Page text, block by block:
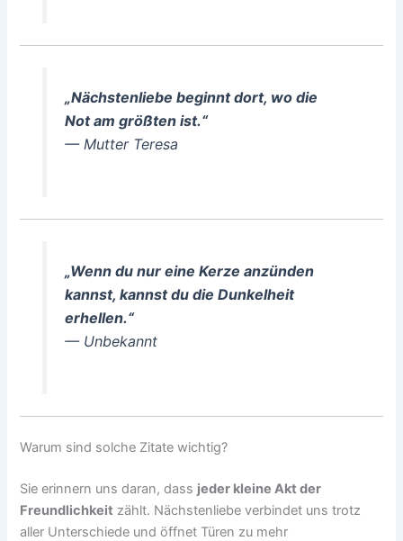
„Nächstenliebe beginnt dort, wo die
Not am größten ist.“
— Mutter Teresa
„Wenn du nur eine Kerze anzünden
kannst, kannst du die Dunkelheit
erhellen.“
— Unbekannt
Warum sind solche Zitate wichtig?
Sie erinnern uns daran, dass jeder kleine Akt der
Freundlichkeit zählt. Nächstenliebe verbindet uns trotz
aller Unterschiede und öffnet Türen zu mehr